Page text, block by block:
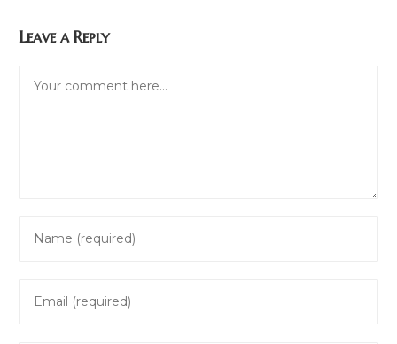
Leave a Reply
your
your